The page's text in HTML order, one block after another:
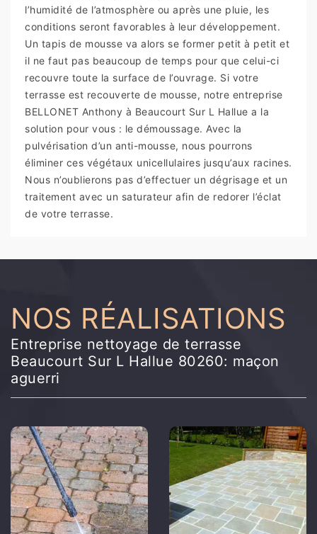
l’humidité de l’atmosphère ou après une pluie, les
conditions seront favorables à leur développement.
Un tapis de mousse va alors se former petit à petit et
il ne faut pas beaucoup de temps pour que celui-ci
recouvre toute la surface de l’ouvrage. Si votre
terrasse est recouverte de mousse, notre entreprise
BELLONET Anthony à Beaucourt Sur L Hallue a la
solution pour vous : le démoussage. Avec la
pulvérisation d’un anti-mousse, nous pourrons
éliminer ces végétaux unicellulaires jusqu’aux racines.
Nous n’oublierons pas d’effectuer un dégrisage et un
traitement avec un saturateur afin de redorer l’éclat
de votre terrasse.
NOS RÉALISATIONS
Entreprise nettoyage de terrasse
Beaucourt Sur L Hallue 80260: maçon
aguerri